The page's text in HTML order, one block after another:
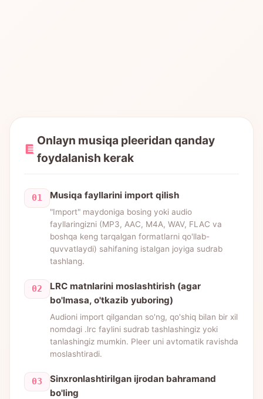
Onlayn musiqa pleeridan qanday
foydalanish kerak
01 Musiqa fayllarini import qilish
"Import" maydoniga bosing yoki audio
fayllaringizni (MP3, AAC, M4A, WAV, FLAC va
boshqa keng tarqalgan formatlarni qo'llab-
quvvatlaydi) sahifaning istalgan joyiga sudrab
tashlang.
02
LRC matnlarini moslashtirish (agar
bo'lmasa, o'tkazib yuboring)
Audioni import qilgandan so'ng, qo'shiq bilan bir xil
nomdagi .lrc faylini sudrab tashlashingiz yoki
tanlashingiz mumkin. Pleer uni avtomatik ravishda
moslashtiradi.
03
Sinxronlashtirilgan ijrodan bahramand
bo'ling